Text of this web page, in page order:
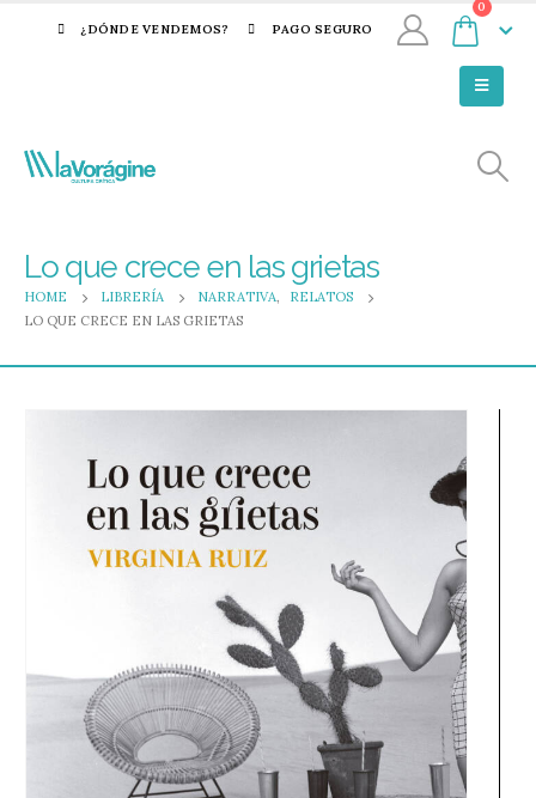
¿DÓNDE VENDEMOS? PAGO SEGURO
0
Lo que crece en las grietas
HOME LIBRERÍA NARRATIVA,
RELATOS
LO QUE CRECE EN LAS GRIETAS